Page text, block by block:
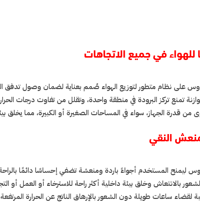
للهواء في جميع الاتجاهات
على نظام متطور لتوزيع الهواء صُمم بعناية لضمان وصول تدفق
تمنع تركز البرودة في منطقة واحدة، وتقلل من تفاوت درجات
من قدرة الجهاز، سواء في المساحات الصغيرة أو الكبيرة، مما
النقي
المستخدم أجواءً باردة ومنعشة تضفي إحساسًا دائمًا
بالانتعاش وخلق بيئة داخلية أكثر راحة للاسترخاء أو العمل أو
لقضاء ساعات طويلة دون الشعور بالإرهاق الناتج عن الحرارة